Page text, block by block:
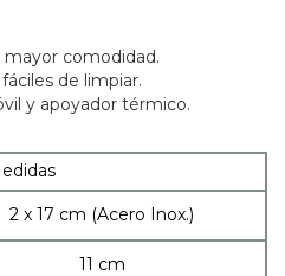
comodidad.
de limpiar.
y apoyador térmico.
2 x 17 cm (Acero Inox.)
11 cm